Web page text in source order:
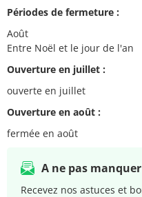
Périodes de fermeture :
Août
Entre Noël et le jour de l'an
Ouverture en juillet :
ouverte en juillet
Ouverture en août :
fermée en août
A ne pas manquer
Recevez nos astuces et